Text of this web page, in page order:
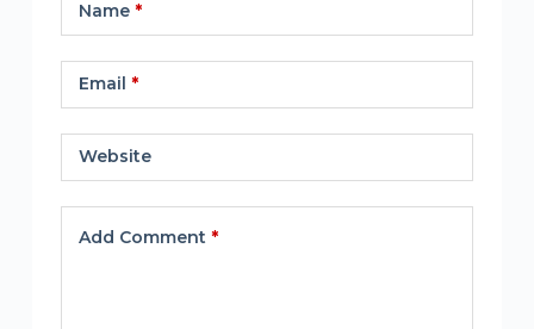
Name*
Email *
Website
Add Comment *